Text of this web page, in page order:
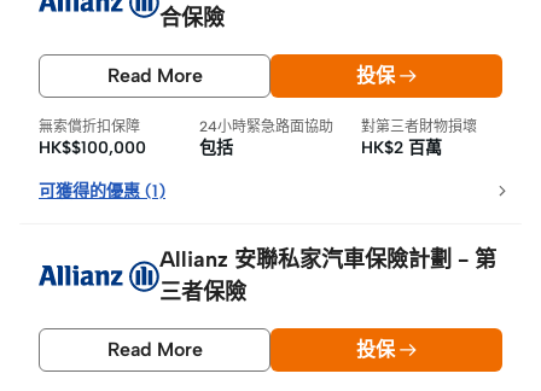
合保險
Read More 投保
無索償折扣保障
HK$$100,000
24小時緊急路面協助
包括
對第三者財物損壞
HK$2 百萬
可獲得的優惠 (1)
Allianz 安聯私家汽車保險計劃 - 第
三者保險
Read More 投保